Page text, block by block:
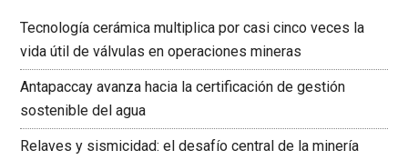
Tecnología cerámica multiplica por casi cinco veces la
vida útil de válvulas en operaciones mineras
Antapaccay avanza hacia la certificación de gestión
sostenible del agua
Relaves y sismicidad: el desafío central de la minería